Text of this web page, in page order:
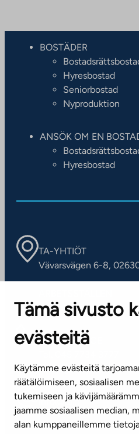
Tämä sivusto
evästeitä
Käytämme evästeitä
räätälöimiseen, sosiaalisen
tukemiseen ja
jaamme sosiaalisen median,
alan kumppaneillemme
BOSTÄDER
Hyresbostad
Seniorbostad
Nyproduktion
ANSÖK OM EN
Hyresbostad
TA-YHTIÖT
Vävarsvägen 6-8,
Kontaktinformation
KUNDSERVICE
(vardagar kl. 8–16)
info@ta.fi